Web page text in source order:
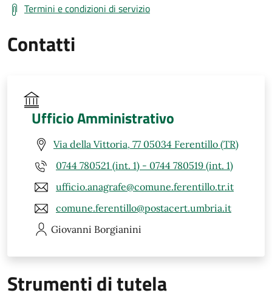
Termini e condizioni di servizio
Contatti
Ufficio Amministrativo
Via della Vittoria, 77 05034 Ferentillo (TR)
0744 780521 (int. 1) - 0744 780519 (int. 1)
ufficio.anagrafe@comune.ferentillo.tr.it
comune.ferentillo@postacert.umbria.it
Giovanni Borgianini
Strumenti di tutela